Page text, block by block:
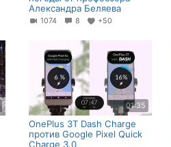
Александра Беляева
1074 8 +50
01:35
OnePlus 3T Dash Charge
против Google Pixel Quick
Charge 3.0,